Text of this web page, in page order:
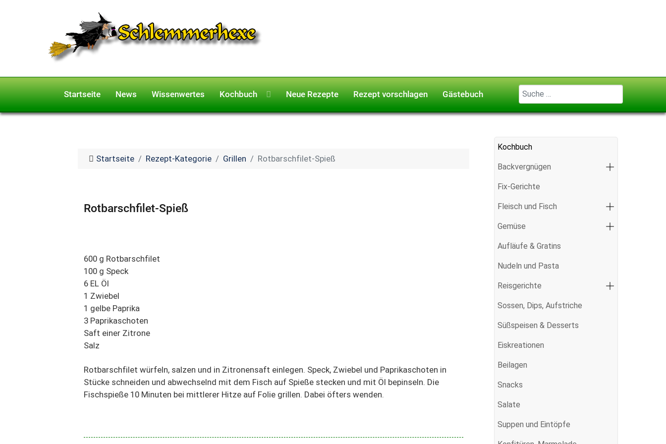
Startseite News Wissenwertes Kochbuch Neue Rezepte Rezept vorschlagen Gästebuch Geben Sie ...
Startseite Rezept-Kategorie Grillen Rotbarschfilet-Spieß
Rotbarschfilet-Spieß
600 g Rotbarschfilet
100 g Speck
6 EL Öl
1 Zwiebel
1 gelbe Paprika
3 Paprikaschoten
Saft einer Zitrone
Salz
Rotbarschfilet würfeln, salzen und in Zitronensaft einlegen. Speck, Zwiebel und Paprikaschoten in
Stücke schneiden und abwechselnd mit dem Fisch auf Spieße stecken und mit Öl bepinseln. Die
Fischspieße 10 Minuten bei mittlerer Hitze auf Folie grillen. Dabei öfters wenden.
Kochbuch
Backvergnügen
Fix-Gerichte
Fleisch und Fisch
Gemüse
Aufläufe & Gratins
Nudeln und Pasta
Reisgerichte
Sossen, Dips, Aufstriche
Süßspeisen & Desserts
Eiskreationen
Beilagen
Snacks
Salate
Suppen und Eintöpfe